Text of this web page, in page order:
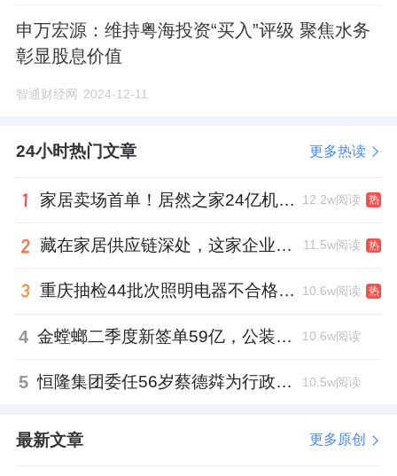
申万宏源：维持粤海投资“买入”评级 聚焦水务
彰显股息价值
智通财经网 2024-12-11
24小时热门文章 更多热读
家居卖场首单！居然之家24亿机构间REITs获深交所无异议函 12.2w阅读 热
藏在家居供应链深处，这家企业正在悄悄转型 11.5w阅读 热
重庆抽检44批次照明电器不合格，木林森全资子公司被点名 10.6w阅读 热
4 金螳螂二季度新签单59亿，公装业务贡献逾八成 10.6w阅读
5 恒隆集团委任56岁蔡德粦为行政总裁、年薪2052万港元，曾任星巴克中国CEO 10.5w阅读
最新文章 更多原创